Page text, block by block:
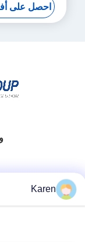
احصل على
Karen